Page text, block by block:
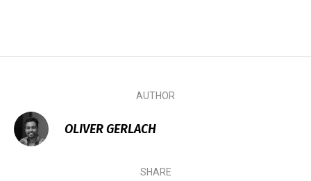
AUTHOR
OLIVER GERLACH
SHARE